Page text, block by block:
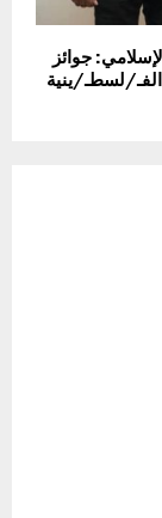
جوائز